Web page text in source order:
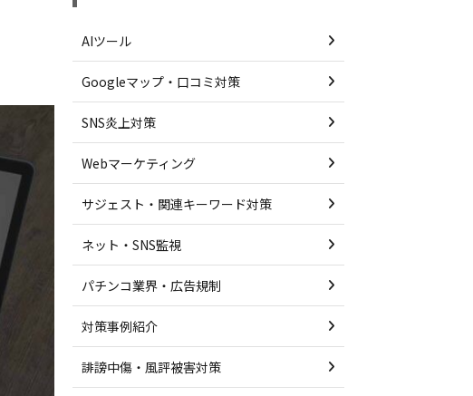
AIツール
Googleマップ・口コミ対策
SNS炎上対策
Webマーケティング
サジェスト・関連キーワード対策
ネット・SNS監視
パチンコ業界・広告規制
対策事例紹介
誹謗中傷・風評被害対策